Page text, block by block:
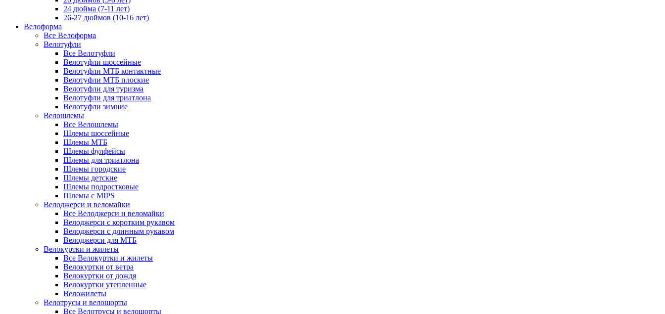
24 дюйма (7-11 лет)
26-27 дюймов (10-16 лет)
Велоформа
Все Велоформа
Велотуфли
Все Велотуфли
Велотуфли шоссейные
Велотуфли МТБ контактные
Велотуфли МТБ плоские
Велотуфли для туризма
Велотуфли для триатлона
Велотуфли зимние
Велошлемы
Все Велошлемы
Шлемы шоссейные
Шлемы МТБ
Шлемы фулфейсы
Шлемы для триатлона
Шлемы городские
Шлемы детские
Шлемы подростковые
Шлемы с MIPS
Велоджерси и веломайки
Все Велоджерси и веломайки
Велоджерси с коротким рукавом
Велоджерси с длинным рукавом
Велоджерси для МТБ
Велокуртки и жилеты
Все Велокуртки и жилеты
Велокуртки от ветра
Велокуртки от дождя
Велокуртки утепленные
Веложилеты
Велотрусы и велошорты
Все Велотрусы и велошорты